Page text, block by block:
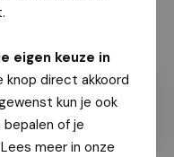
eigen keuze in
knop direct akkoord
kun je ook
of je
meer in onze